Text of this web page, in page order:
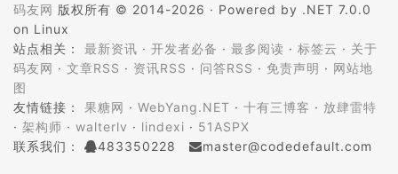
码友网 版权所有 © 2014-2026 · Powered by .NET 7.0.0
on Linux
站点相关： 最新资讯 · 开发者必备 · 最多阅读 · 标签云 · 关于
码友网 · 文章RSS · 资讯RSS · 问答RSS · 免责声明 · 网站地
图
友情链接： 果糖网 · WebYang.NET · 十有三博客 · 放肆雷特
· 架构师 · walterlv · lindexi · 51ASPX
联系我们：
483350228
master@codedefault.com